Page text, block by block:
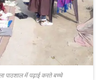
पाठशाल में पढ़ाई करते बच्चे